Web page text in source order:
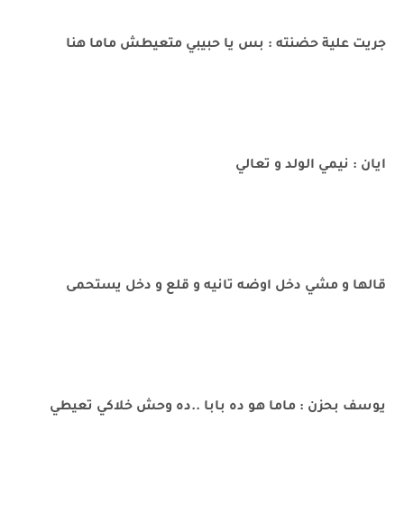
جريت علية حضنته : بس يا حبيبي متعيطش ماما هنا
ايان : نيمي الولد و تعالي
قالها و مشي دخل اوضه تانيه و قلع و دخل يستحمى
يوسف بحزن : ماما هو ده بابا ..ده وحش خلاكي تعيطي